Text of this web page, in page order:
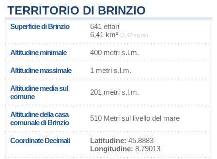
TERRITORIO DI BRINZIO
Superficie di Brinzio
641 ettari
6,41 km² (2,47 sq mi)
Altitudine minimale 400 metri s.l.m.
Altitudine massimale 1 metri s.l.m.
Altitudine media sul
comune
201 metri s.l.m.
Altitudine della casa
comunale di Brinzio
510 Metri sul livello del mare
Coordinate Decimali Latitudine: 45.8883
Longitudine: 8.79013